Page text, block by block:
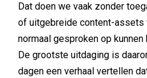
Dat doen we vaak zonder
of uitgebreide content-assets
normaal gesproken op kunnen
De grootste uitdaging is
dagen een verhaal vertellen